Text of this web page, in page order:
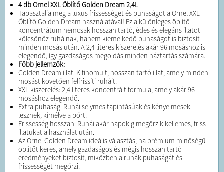
4 db Ornel XXL Öblítő Golden Dream 2,4L
Tapasztalja meg a luxus frissességet és puhaságot a Ornel XXL
Öblítő Golden Dream használatával! Ez a különleges öblítő
koncentrátum nemcsak hosszan tartó, édes és elegáns illatot
kölcsönöz ruháinak, hanem kiemelkedő puhaságot is biztosít
minden mosás után. A 2,4 literes kiszerelés akár 96 mosáshoz is
elegendő, így gazdaságos megoldás minden háztartás számára.
Főbb jellemzők:
Golden Dream illat: Kifinomult, hosszan tartó illat, amely minden
mosást követően felfrissíti ruháit.
XXL kiszerelés: 2,4 literes koncentrált formula, amely akár 96
mosáshoz elegendő.
Extra puhaság: Ruhái selymes tapintásúak és kényelmesek
lesznek, kímélve a bőrt.
Frissesség hosszan: Ruhái akár napokig megőrzik kellemes, friss
illatukat a használat után.
Az Ornel Golden Dream ideális választás, ha prémium minőségű
öblítőt keres, amely gazdaságos és mégis hosszan tartó
eredményeket biztosít, miközben a ruhák puhaságát és
frissességét megőrzi.